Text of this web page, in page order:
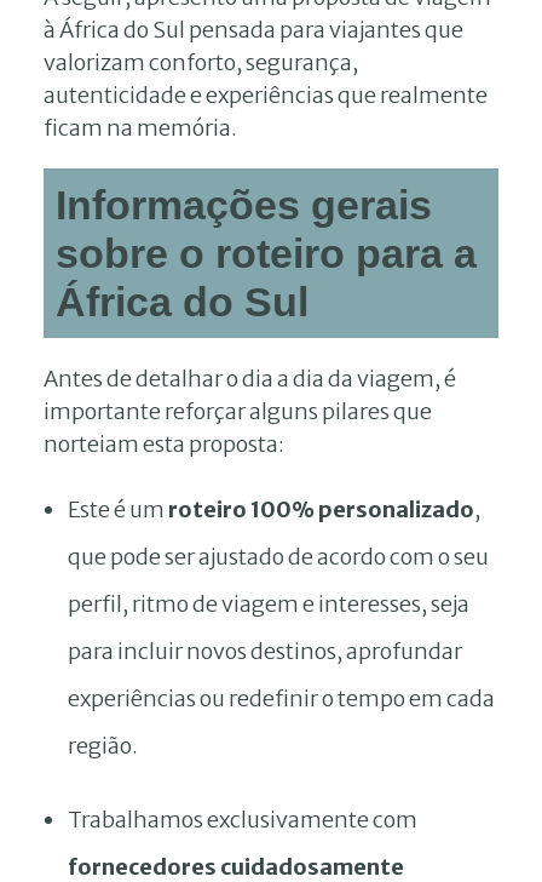
à África do Sul pensada para viajantes que
valorizam conforto, segurança,
autenticidade e experiências que realmente
ficam na memória.
Informações gerais
sobre o roteiro para a
África do Sul
Antes de detalhar o dia a dia da viagem, é
importante reforçar alguns pilares que
norteiam esta proposta:
Este é um roteiro 100% personalizado,
que pode ser ajustado de acordo com o seu
perfil, ritmo de viagem e interesses, seja
para incluir novos destinos, aprofundar
experiências ou redefinir o tempo em cada
região.
Trabalhamos exclusivamente com
fornecedores cuidadosamente